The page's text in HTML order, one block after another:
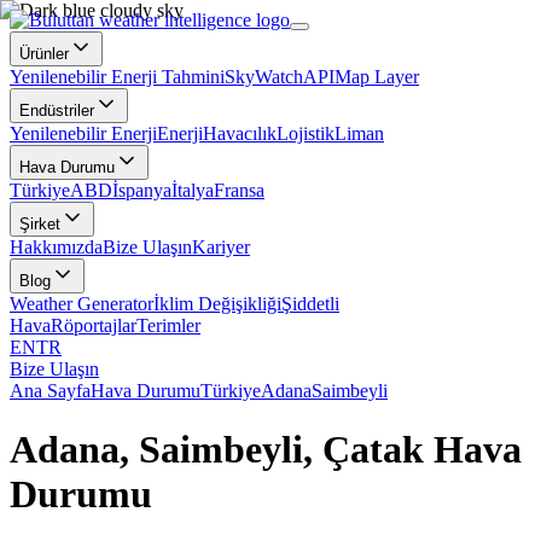
Ürünler
Yenilenebilir Enerji TahminiSkyWatchAPIMap Layer
Endüstriler
Yenilenebilir EnerjiEnerjiHavacılıkLojistikLiman
Hava Durumu
TürkiyeABDİspanyaİtalyaFransa
Şirket
HakkımızdaBize UlaşınKariyer
Blog
Weather Generatorİklim DeğişikliğiŞiddetli
HavaRöportajlarTerimler
ENTR
Bize Ulaşın
Ana SayfaHava DurumuTürkiyeAdanaSaimbeyli
Adana, Saimbeyli, Çatak Hava
Durumu